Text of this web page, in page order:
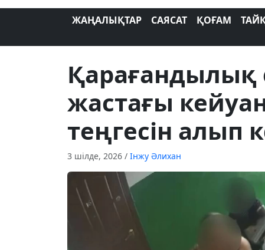
ЖАҢАЛЫҚТАР САЯСАТ ҚОҒАМ
Қарағандылық
жастағы
теңгесін алып
3 шілде, 2026 / Інжу Әлихан